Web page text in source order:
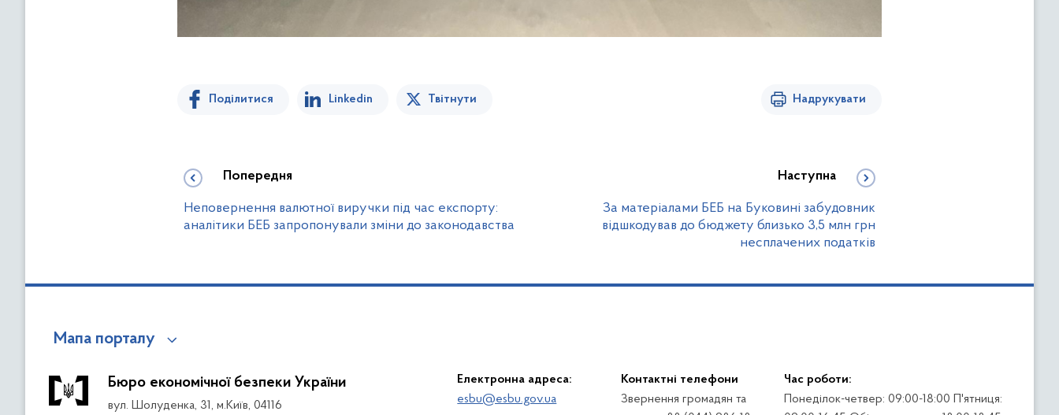
Поділитися Linkedin Твітнути Надрукувати
Попередня
Неповернення валютної виручки під час експорту:
аналітики БЕБ запропонували зміни до законодавства
Наступна
За матеріалами БЕБ на Буковині забудовник
відшкодував до бюджету близько 3,5 млн грн
несплачених податків
Мапа порталу
Бюро економічної безпеки України
вул. Шолуденка, 31, м.Київ, 04116
Електронна адреса:
esbu@esbu.gov.ua
Контактні телефони
Звернення громадян та
Час роботи:
Понеділок-четвер: 09:00-18:00 П'ятниця: